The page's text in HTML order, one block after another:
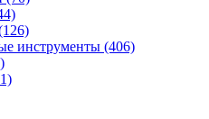
инструменты (406)